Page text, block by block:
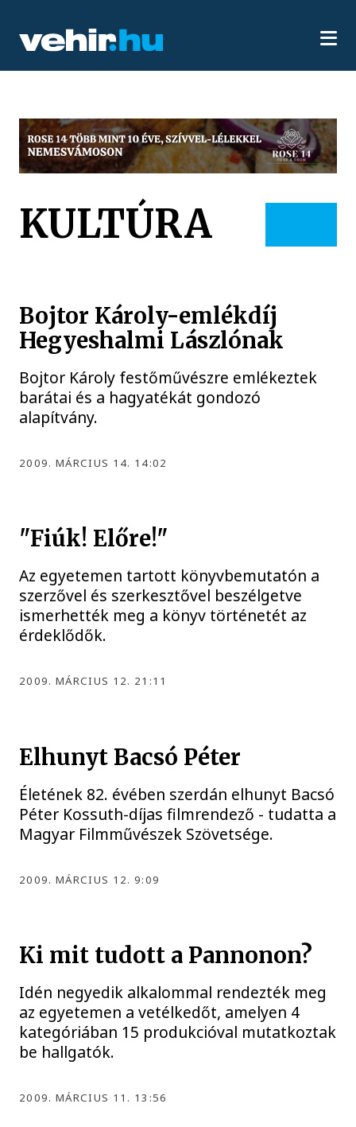
KULTÚRA
Bojtor Károly-emlékdíj
Hegyeshalmi Lászlónak
Bojtor Károly festőművészre emlékeztek
barátai és a hagyatékát gondozó
alapítvány.
2009. MÁRCIUS 14. 14:02
"Fiúk! Előre!"
Az egyetemen tartott könyvbemutatón a
szerzővel és szerkesztővel beszélgetve
ismerhették meg a könyv történetét az
érdeklődők.
2009. MÁRCIUS 12. 21:11
Elhunyt Bacsó Péter
Életének 82. évében szerdán elhunyt Bacsó
Péter Kossuth-díjas filmrendező - tudatta a
Magyar Filmművészek Szövetsége.
2009. MÁRCIUS 12. 9:09
Ki mit tudott a Pannonon?
Idén negyedik alkalommal rendezték meg
az egyetemen a vetélkedőt, amelyen 4
kategóriában 15 produkcióval mutatkoztak
be hallgatók.
2009. MÁRCIUS 11. 13:56